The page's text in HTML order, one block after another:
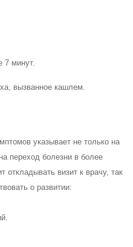
7 минут.
вызванное кашлем.
указывает не только на
переход болезни в более
визит к врачу, так
о развитии: